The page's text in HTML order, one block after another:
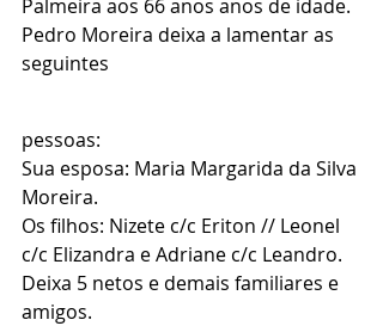
Palmeira aos 66 anos anos de idade.
Pedro Moreira deixa a lamentar as
seguintes
pessoas:
Sua esposa: Maria Margarida da Silva
Moreira.
Os filhos: Nizete c/c Eriton // Leonel
c/c Elizandra e Adriane c/c Leandro.
Deixa 5 netos e demais familiares e
amigos.